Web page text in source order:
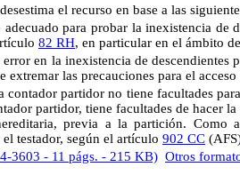
desestima el recurso en base a las
para probar la inexistencia de
82 RH, en particular en el ámbito
error en la inexistencia de
extremar las precauciones para el
contador partidor no tiene facultades
partidor, tiene facultades de hacer
previa a la partición. Como
testador, según el artículo 902 CC
3603 - 11 págs. - 215 KB) Otros